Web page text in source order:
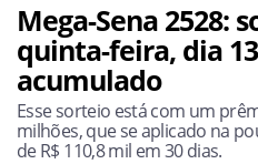
Mega-Sena 2528:
quinta-feira, dia
acumulado
Esse sorteio está com um
milhões, que se aplicado na
de R$ 110,8 mil em 30 dias.